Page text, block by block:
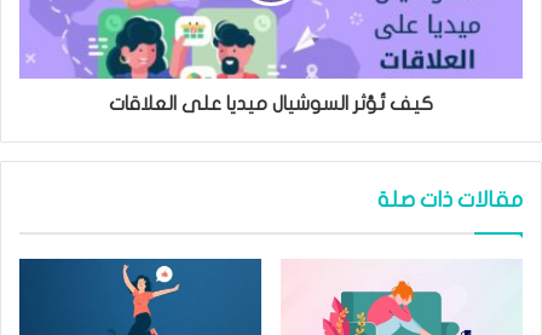
كيف تُؤثر السوشيال ميديا على العلاقات
مقالات ذات صلة